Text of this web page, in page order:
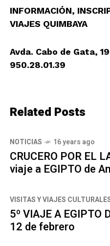
INFORMACIÓN,
VIAJES QUIMBAYA
Avda. Cabo de Gata,
950.28.01.39
Related Posts
NOTICIAS 16 years ago
CRUCERO POR EL
viaje a EGIPTO de
VISITAS Y VIAJES
5º VIAJE A EGIPTO
12 de febrero